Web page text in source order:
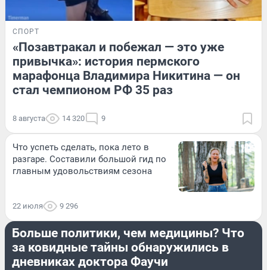
СПОРТ
«Позавтракал и побежал — это уже
привычка»: история пермского
марафонца Владимира Никитина — он
стал чемпионом РФ 35 раз
8 августа 14 320 9
Что успеть сделать, пока лето в
разгаре. Составили большой гид по
главным удовольствиям сезона
22 июля 9 296
ПОЛИТИКА
Больше политики, чем медицины? Что
за ковидные тайны обнаружились в
дневниках доктора Фаучи